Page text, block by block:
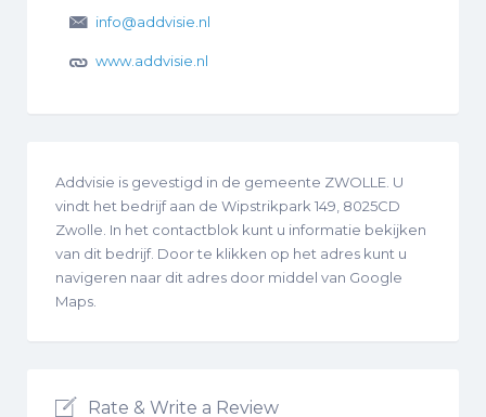
info@addvisie.nl
www.addvisie.nl
Addvisie is gevestigd in de gemeente ZWOLLE. U
vindt het bedrijf aan de Wipstrikpark 149, 8025CD
Zwolle. In het contactblok kunt u informatie bekijken
van dit bedrijf. Door te klikken op het adres kunt u
navigeren naar dit adres door middel van Google
Maps.
Rate & Write a Review